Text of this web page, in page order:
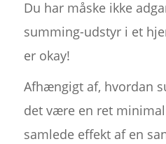
Du har måske ikke
summing-udstyr i et
er okay!
Afhængigt af, hvordan
det være en ret
samlede effekt af en